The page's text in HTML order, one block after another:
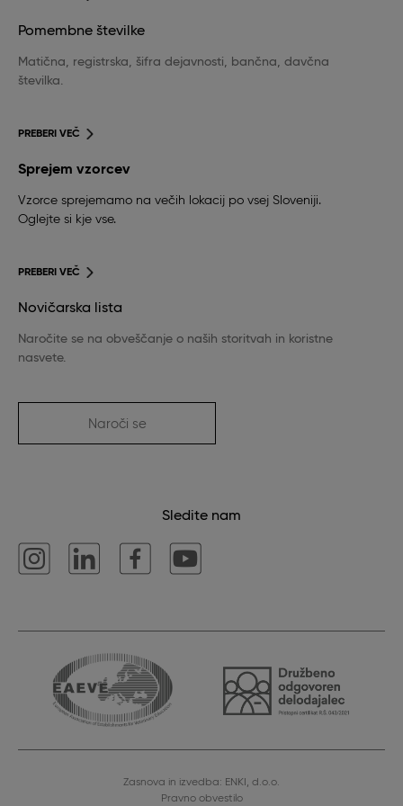
Pomembne številke
Matična, registrska, šifra dejavnosti, bančna, davčna
številka.
PREBERI VEČ
Sprejem vzorcev
Vzorce sprejemamo na večih lokacij po vsej Sloveniji.
Oglejte si kje vse.
PREBERI VEČ
Novičarska lista
Naročite se na obveščanje o naših storitvah in koristne
nasvete.
Naroči se
Sledite nam
Zasnova in izvedba: ENKI, d.o.o.
Pravno obvestilo